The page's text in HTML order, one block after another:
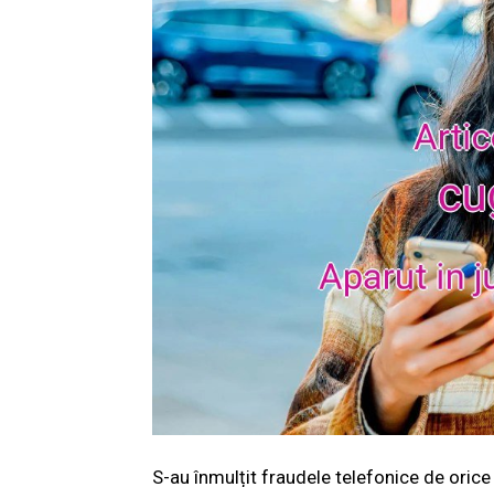
S-au înmulțit fraudele telefonice de